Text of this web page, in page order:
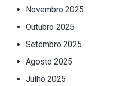
Novembro 2025
Outubro 2025
Setembro 2025
Agosto 2025
Julho 2025